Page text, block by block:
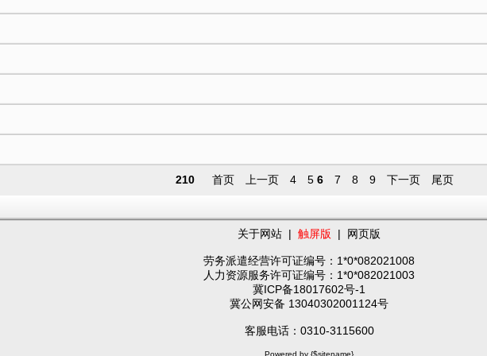
210 首页 上一页 4 5 6 7 8 9 下一页 尾页
关于网站 | 触屏版 | 网页版
劳务派遣经营许可证编号：1*0*082021008
人力资源服务许可证编号：1*0*082021003
冀ICP备18017602号-1
冀公网安备 13040302001124号
客服电话：0310-3115600
Powered by {$sitename}